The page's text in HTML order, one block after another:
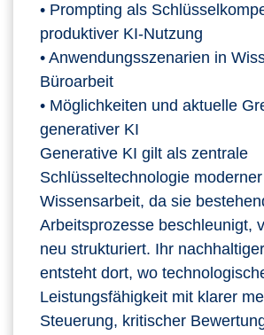
• Prompting als
produktiver KI‑Nutzung
• Anwendungsszenarien in
Büroarbeit
• Möglichkeiten und aktuelle
generativer KI
Generative KI gilt als zentrale
Schlüsseltechnologie moderner
Wissensarbeit, da sie
Arbeitsprozesse beschleunigt,
neu strukturiert. Ihr
entsteht dort, wo
Leistungsfähigkeit mit klarer
Steuerung, kritischer